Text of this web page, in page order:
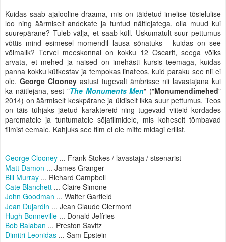
Kuidas saab ajalooline draama, mis on täidetud imelise tõsielulise
loo ning äärmiselt andekate ja tuntud näitlejatega, olla muud kui
suurepärane? Tuleb välja, et saab küll. Uskumatult suur pettumus
võttis mind esimesel momendil lausa sõnatuks - kuidas on see
võimalik? Tervel meeskonnal on kokku 12 Oscarit, seega võiks
arvata, et mehed ja naised on imehästi kursis teemaga, kuidas
panna kokku kütkestav ja tempokas linateos, kuid paraku see nii ei
ole. George Clooney astust tugevalt ämbrisse nii lavastajana kui
ka näitlejana, sest "The Monuments Men" ("Monumendimehed"
2014) on äärmiselt keskpärane ja üldiselt ikka suur pettumus. Teos
on täis tühjaks jäetud karaktereid ning tugevaid viiteid kordades
parematele ja tuntumatele sõjafilmidele, mis koheselt tõmbavad
filmist eemale. Kahjuks see film ei ole mitte midagi erilist.
George Clooney ... Frank Stokes / lavastaja / stsenarist
Matt Damon ... James Granger
Bill Murray ... Richard Campbell
Cate Blanchett ... Claire Simone
John Goodman ... Walter Garfield
Jean Dujardin ... Jean Claude Clermont
Hugh Bonneville ... Donald Jeffries
Bob Balaban ... Preston Savitz
Dimitri Leonidas ... Sam Epstein